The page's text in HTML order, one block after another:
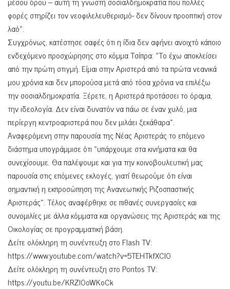
φορές στηρίζει τον νεοφιλελευθερισμό- δεν δίνουν προοπτική στον
λαό».
Συγχρόνως, κατέστησε σαφές ότι η ίδια δεν αφήνει ανοιχτό κάποιο
ενδεχόμενο προσχώρησης στο κόμμα Τσίπρα: «Το έχω αποκλείσει
από την πρώτη στιγμή. Είμαι στην Αριστερά από τα πρώτα νεανικά
μου χρόνια και δεν μπορούσα μετά από τόσα χρόνια να επιλέξω
την σοσιαλδημοκρατία. Ξέρετε, η Αριστερά προτάσσει το όραμα,
την ιδεολογία. Δεν είναι δυνατόν να πάω σε έναν χυλό, μια
περίεργη κεντροαριστερά που δεν μιλάει ξεκάθαρα».
Αναφερόμενη στην παρουσία της Νέας Αριστεράς το επόμενο
διάστημα υπογράμμισε ότι «υπάρχουμε στα κινήματα και θα
συνεχίσουμε. Θα παλέψουμε και για την κοινοβουλευτική μας
παρουσία στις επόμενες εκλογές, γιατί θεωρούμε ότι είναι
σημαντική η εκπροσώπηση της Ανανεωτικής Ριζοσπαστικής
Αριστεράς». Τέλος αναφέρθηκε σε πιθανές συνεργασίες και
συνομιλίες με άλλα κόμματα και οργανώσεις της Αριστεράς και της
Οικολογίας σε προγραμματική βάση.
Δείτε ολόκληρη τη συνέντευξη στο Flash TV:
https://www.youtube.com/watch?v=5TEHTkfXCI0
Δείτε ολόκληρη τη συνέντευξη στο Pontos TV:
https://youtu.be/KRZl0oWKoCk